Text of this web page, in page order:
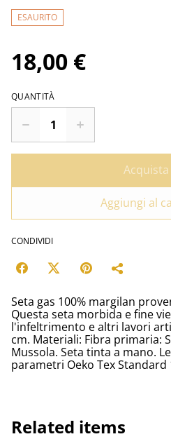
ESAURITO
18,00 €
QUANTITÀ
Aggiungi al
CONDIVIDI
Seta gas 100% margilan
Questa seta morbida e fine
l'infeltrimento e altri lavori
cm. Materiali: Fibra primaria:
Mussola. Seta tinta a mano.
parametri Oeko Tex Standard
Related items